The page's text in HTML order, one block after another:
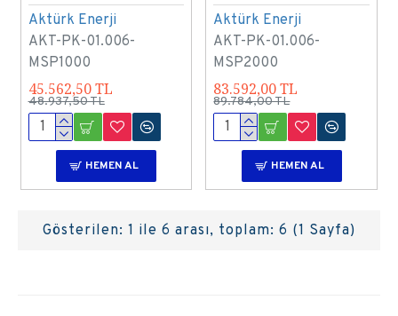
Aktürk Enerji
AKT-PK-01.006-
MSP1000
45.562,50 TL
48.937,50 TL
HEMEN AL
Aktürk Enerji
AKT-PK-01.006-
MSP2000
83.592,00 TL
89.784,00 TL
HEMEN AL
Gösterilen: 1 ile 6 arası, toplam: 6 (1 Sayfa)